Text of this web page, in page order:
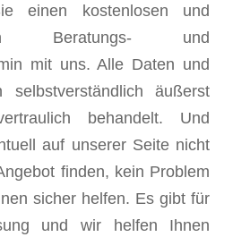
einen kostenlosen und
Beratungs- und
mit uns. Alle Daten und
selbstverständlich äußerst
behandelt. Und
auf unserer Seite nicht
finden, kein Problem
sicher helfen. Es gibt für
und wir helfen Ihnen